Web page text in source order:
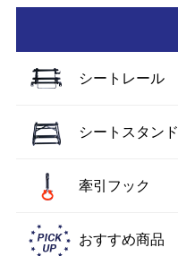
シートレール
シートスタンド
牽引フック
おすすめ商品